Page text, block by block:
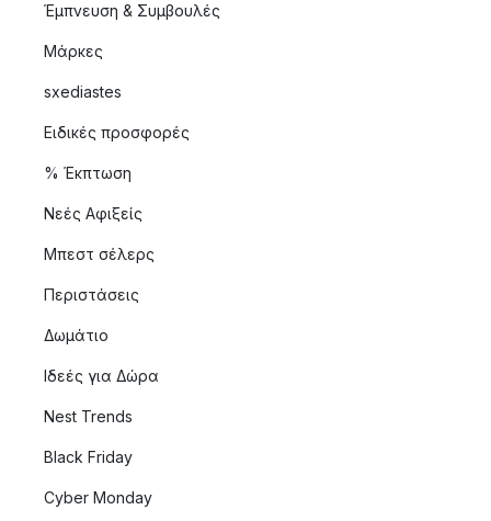
Έμπνευση & Συμβουλές
Μάρκες
sxediastes
Ειδικές προσφορές
% Έκπτωση
Νεές Αφιξείς
Μπεστ σέλερς
Περιστάσεις
Δωμάτιο
Ιδεές για Δώρα
Nest Trends
Black Friday
Cyber Monday